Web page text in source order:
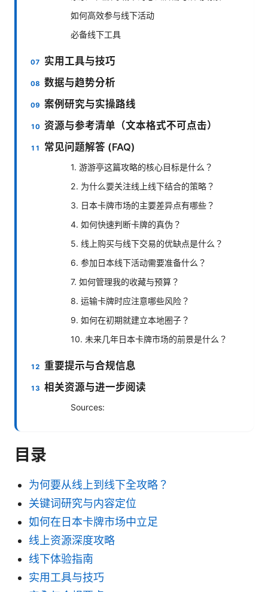
如何高效参与线下活动
必备线下工具
实用工具与技巧
数据与趋势分析
案例研究与实操路线
资源与参考清单（文本格式不可点击）
常见问题解答 (FAQ)
1. 游游亭这篇攻略的核心目标是什么？
2. 为什么要关注线上线下结合的策略？
3. 日本卡牌市场的主要差异点有哪些？
4. 如何快速判断卡牌的真伪？
5. 线上购买与线下交易的优缺点是什么？
6. 参加日本线下活动需要准备什么？
7. 如何管理我的收藏与预算？
8. 运输卡牌时应注意哪些风险？
9. 如何在初期就建立本地圈子？
10. 未来几年日本卡牌市场的前景是什么？
重要提示与合规信息
相关资源与进一步阅读
Sources:
目录
为何要从线上到线下全攻略？
关键词研究与内容定位
如何在日本卡牌市场中立足
线上资源深度攻略
线下体验指南
实用工具与技巧